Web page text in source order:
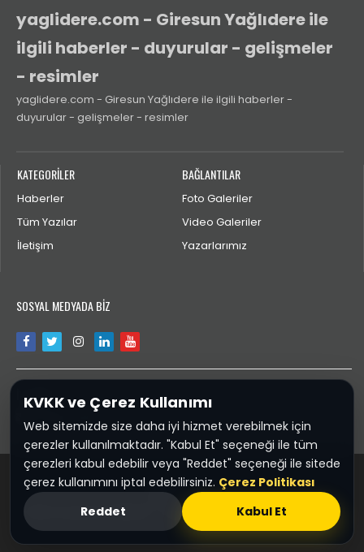
KVKK ve Çerez Kullanımı
Web sitemizde size daha iyi hizmet verebilmek için
çerezler kullanılmaktadır. "Kabul Et" seçeneği ile tüm
çerezleri kabul edebilir veya "Reddet" seçeneği ile sitede
çerez kullanımını iptal edebilirsiniz. Çerez Politikası
Reddet
Kabul Et
yaglidere.com - Giresun Yağlıdere ile
ilgili haberler - duyurular - gelişmeler
- resimler
yaglidere.com - Giresun Yağlıdere ile ilgili haberler -
duyurular - gelişmeler - resimler
KATEGORİLER
Haberler
Tüm Yazılar
İletişim
BAĞLANTILAR
Foto Galeriler
Video Galeriler
Yazarlarımız
SOSYAL MEDYADA BİZ
İLETİŞİM
bilgi@yaglidere.com
Yaglidere.COM
KVKK ve Çerez Politikası
Sponsor : Giresun Firma Rehberi